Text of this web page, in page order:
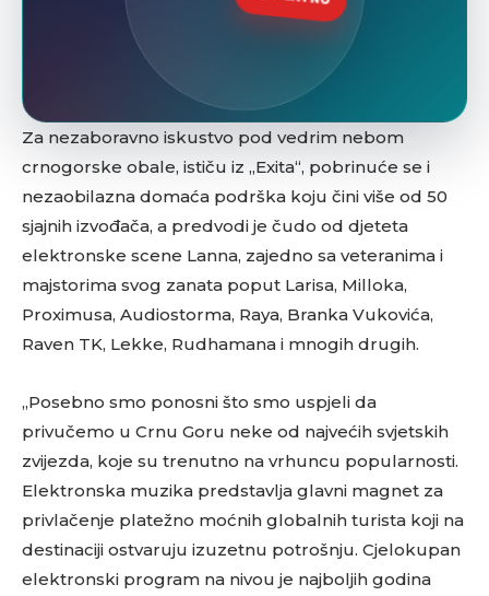
Za nezaboravno iskustvo pod vedrim nebom
crnogorske obale, ističu iz „Exita“, pobrinuće se i
nezaobilazna domaća podrška koju čini više od 50
sjajnih izvođača, a predvodi je čudo od djeteta
elektronske scene Lanna, zajedno sa veteranima i
majstorima svog zanata poput Larisa, Milloka,
Proximusa, Audiostorma, Raya, Branka Vukovića,
Raven TK, Lekke, Rudhamana i mnogih drugih.
„Posebno smo ponosni što smo uspjeli da
privučemo u Crnu Goru neke od najvećih svjetskih
zvijezda, koje su trenutno na vrhuncu popularnosti.
Elektronska muzika predstavlja glavni magnet za
privlačenje platežno moćnih globalnih turista koji na
destinaciji ostvaruju izuzetnu potrošnju. Cjelokupan
elektronski program na nivou je najboljih godina